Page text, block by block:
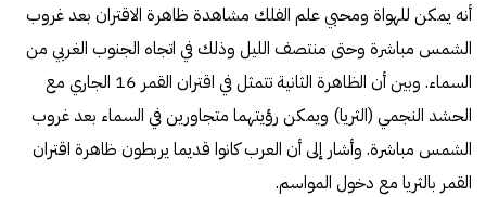
أنه يمكن للهواة ومحبي علم الفلك مشاهدة ظاهرة الاقتران بعد غروب
الشمس مباشرة وحتى منتصف الليل وذلك في اتجاه الجنوب الغربي من
السماء. وبين أن الظاهرة الثانية تتمثل في اقتران القمر 16 الجاري مع
الحشد النجمي (الثريا) ويمكن رؤيتهما متجاورين في السماء بعد غروب
الشمس مباشرة. وأشار إلى أن العرب كانوا قديما يربطون ظاهرة اقتران
القمر بالثريا مع دخول المواسم.